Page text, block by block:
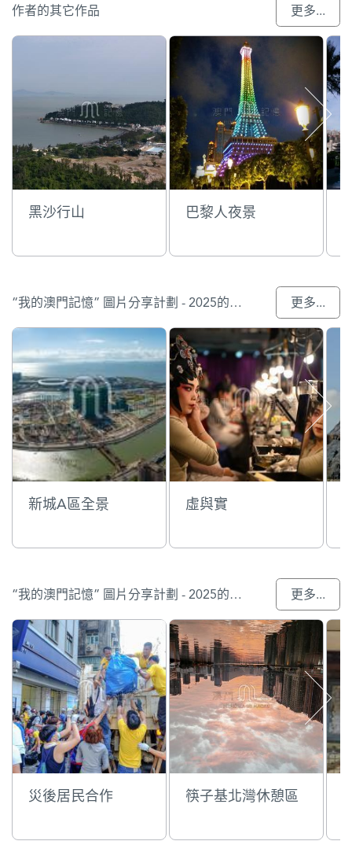
作者的其它作品 更多...
黑沙行山 巴黎人夜景
“我的澳門記憶” 圖片分享計劃 - 2025的入選作品 更多...
新城A區全景 虛與實
“我的澳門記憶” 圖片分享計劃 - 2025的參與作品 更多...
災後居民合作 筷子基北灣休憩區